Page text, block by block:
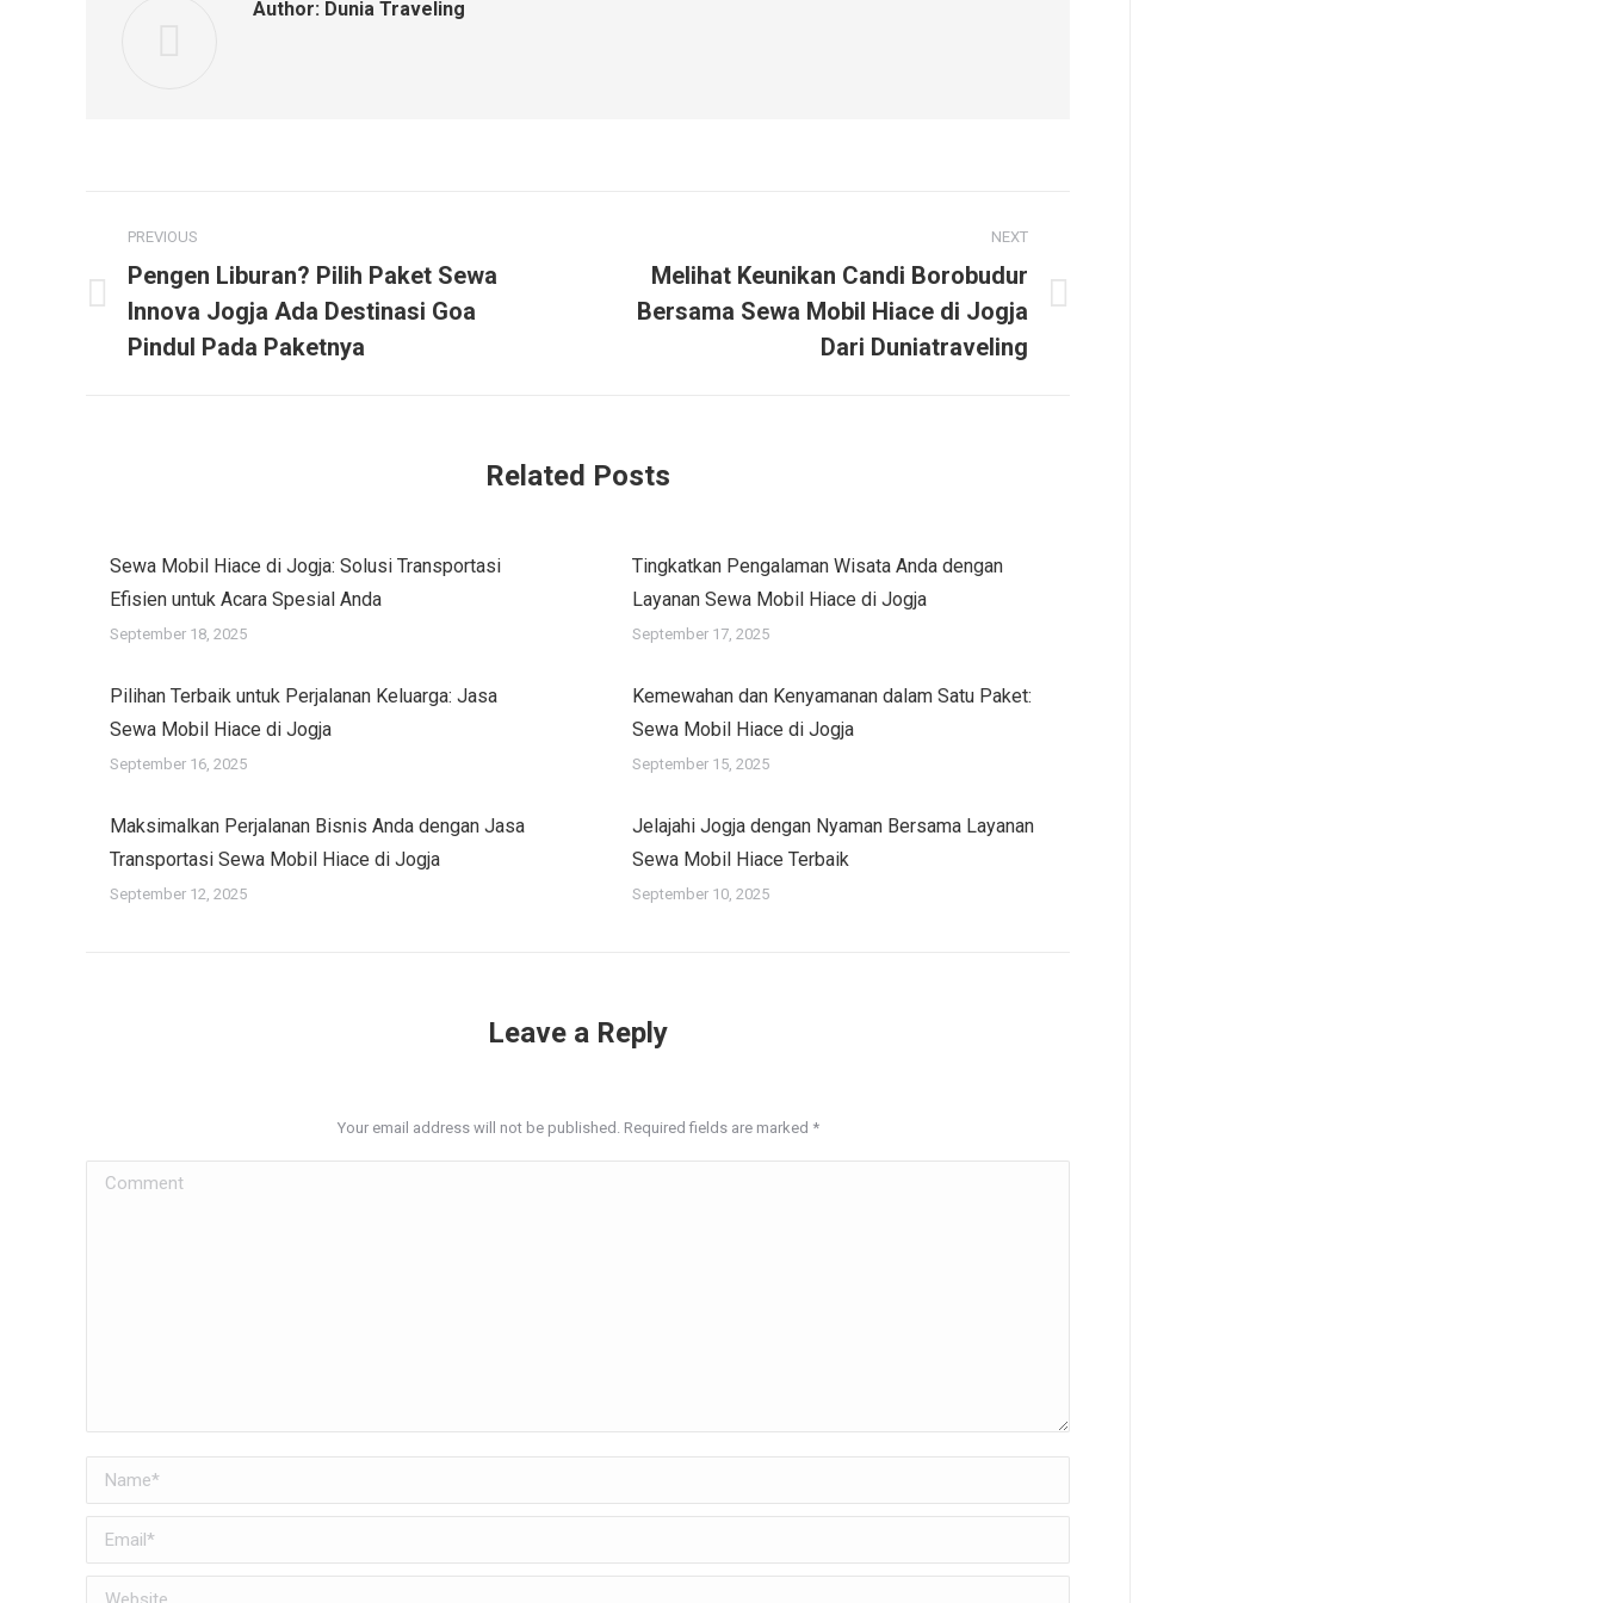
Author: Dunia Traveling
navigation
PREVIOUS
Previous
post:
Pengen Liburan? Pilih Paket Sewa
Innova Jogja Ada Destinasi Goa
Pindul Pada Paketnya
NEXT
Next
Melihat Keunikan Candi Borobudur
Bersama Sewa Mobil Hiace di Jogja
Dari Duniatraveling
Related Posts
Sewa Mobil Hiace di Jogja: Solusi Transportasi
Efisien untuk Acara Spesial Anda
September 18, 2025
Tingkatkan Pengalaman Wisata Anda dengan
Layanan Sewa Mobil Hiace di Jogja
September 17, 2025
Pilihan Terbaik untuk Perjalanan Keluarga: Jasa
Sewa Mobil Hiace di Jogja
September 16, 2025
Kemewahan dan Kenyamanan dalam Satu Paket:
Sewa Mobil Hiace di Jogja
September 15, 2025
Maksimalkan Perjalanan Bisnis Anda dengan Jasa
Transportasi Sewa Mobil Hiace di Jogja
September 12, 2025
Jelajahi Jogja dengan Nyaman Bersama Layanan
Sewa Mobil Hiace Terbaik
September 10, 2025
Leave a Reply
Your email address will not be published. Required fields are marked *
Comment
Name *
Email *
Website